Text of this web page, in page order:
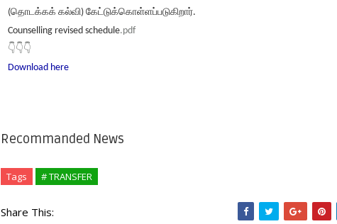
(தொடக்கக் கல்வி) கேட்டுக்கொள்ளப்படுகிறார்.
Counselling revised schedule.pdf
👇👇👇
Download here
Recommanded News
Tags # TRANSFER
Share This: